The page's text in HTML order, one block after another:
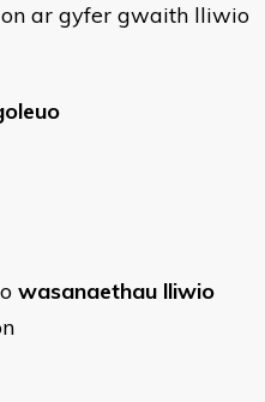
ar gyfer gwaith lliwio
wasanaethau lliwio